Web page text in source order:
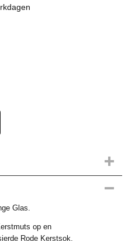
Glas.
op en
Rode Kerstsok.